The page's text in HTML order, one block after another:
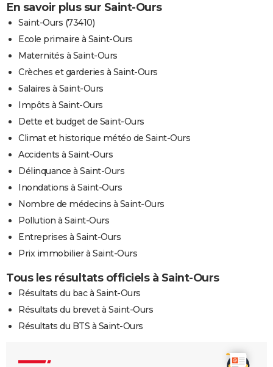
En savoir plus sur Saint-Ours
Saint-Ours (73410)
Ecole primaire à Saint-Ours
Maternités à Saint-Ours
Crèches et garderies à Saint-Ours
Salaires à Saint-Ours
Impôts à Saint-Ours
Dette et budget de Saint-Ours
Climat et historique météo de Saint-Ours
Accidents à Saint-Ours
Délinquance à Saint-Ours
Inondations à Saint-Ours
Nombre de médecins à Saint-Ours
Pollution à Saint-Ours
Entreprises à Saint-Ours
Prix immobilier à Saint-Ours
Tous les résultats officiels à Saint-Ours
Résultats du bac à Saint-Ours
Résultats du brevet à Saint-Ours
Résultats du BTS à Saint-Ours